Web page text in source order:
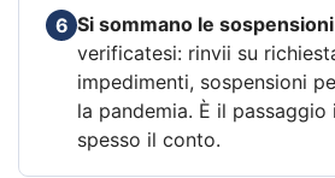
6 Si sommano le sospensioni
verificatesi: rinvii su
impedimenti, sospensioni
la pandemia. È il
spesso il conto.